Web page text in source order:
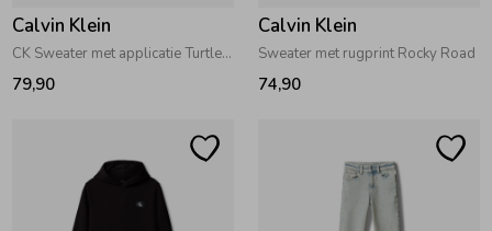
Rompers
Regenkleding &-laarzen
Jumpsuits
Blazers & Gilets
Winteraccessoires
Calvin Klein
CK Sweater met applicatie Turtledove
79,90
Calvin Klein
Sweater met rugprint Rocky Road
74,90